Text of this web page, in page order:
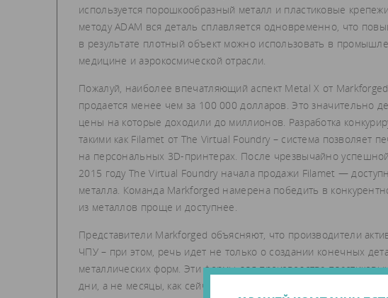
используется порошкообразный металл и пластиковые
методу ADAM вся деталь сплавляется одновременно, что
в результате плотный объект можно использовать в
медицине и аэрокосмической отрасли.
Пожалуй, наиболее впечатляющий аспект Metal X от
продается менее чем за 100 000 долларов. Это значительно
цены на которые доходили до миллионов. Разработка
такими как Filamet от The Virtual Foundry – система позволяет
на персональных 3D-принтерах. После чрезвычайно
2015 году The Virtual Foundry начала продажи Filamet —
металла. Команда Markforged намерена победить в
из металлов проще и доступнее.
Представители Markforged объясняют, что производители
ЧПУ – при этом, речь идет не только о создании конечных
металлических форм. Эти формы для производства
дни, а не месяцы, как сейчас. В Markforged говорят, что задача